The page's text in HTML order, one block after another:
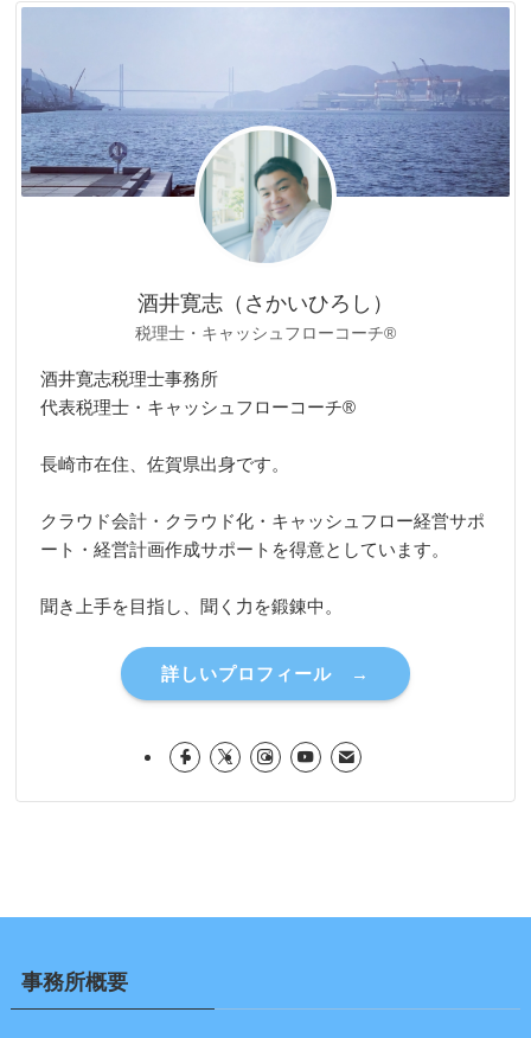
リ
酒井寛志（さかいひろし）
税理士・キャッシュフローコーチ®
酒井寛志税理士事務所
代表税理士・キャッシュフローコーチ®
長崎市在住、佐賀県出身です。
クラウド会計・クラウド化・キャッシュフロー経営サポ
ート・経営計画作成サポートを得意としています。
聞き上手を目指し、聞く力を鍛錬中。
詳しいプロフィール →
事務所概要